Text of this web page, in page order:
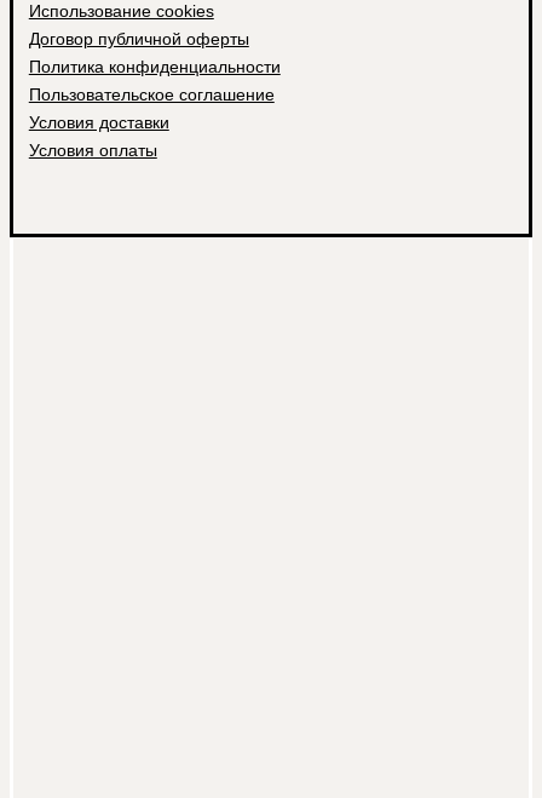
Использование cookies
Договор публичной оферты
Политика конфиденциальности
Пользовательское соглашение
Условия доставки
Условия оплаты